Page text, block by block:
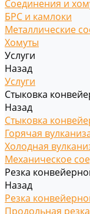
Соединения и
БРС и камлоки
Металлические
Хомуты
Услуги
Назад
Услуги
Стыковка
Назад
Стыковка
Горячая
Холодная
Механическое
Резка
Назад
Резка
Продольная